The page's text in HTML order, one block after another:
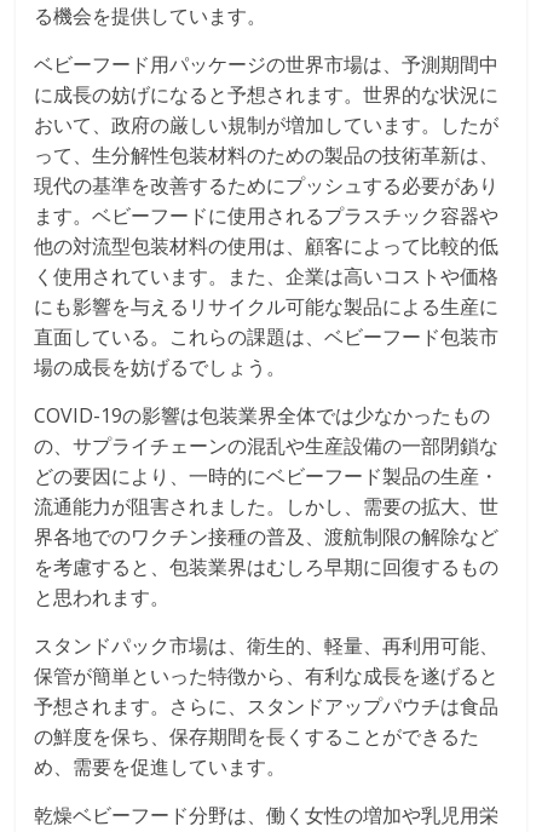
る機会を提供しています。
ベビーフード用パッケージの世界市場は、予測期間中
に成長の妨げになると予想されます。世界的な状況に
おいて、政府の厳しい規制が増加しています。したが
って、生分解性包装材料のための製品の技術革新は、
現代の基準を改善するためにプッシュする必要があり
ます。ベビーフードに使用されるプラスチック容器や
他の対流型包装材料の使用は、顧客によって比較的低
く使用されています。また、企業は高いコストや価格
にも影響を与えるリサイクル可能な製品による生産に
直面している。これらの課題は、ベビーフード包装市
場の成長を妨げるでしょう。
COVID-19の影響は包装業界全体では少なかったもの
の、サプライチェーンの混乱や生産設備の一部閉鎖な
どの要因により、一時的にベビーフード製品の生産・
流通能力が阻害されました。しかし、需要の拡大、世
界各地でのワクチン接種の普及、渡航制限の解除など
を考慮すると、包装業界はむしろ早期に回復するもの
と思われます。
スタンドパック市場は、衛生的、軽量、再利用可能、
保管が簡単といった特徴から、有利な成長を遂げると
予想されます。さらに、スタンドアップパウチは食品
の鮮度を保ち、保存期間を長くすることができるた
め、需要を促進しています。
乾燥ベビーフード分野は、働く女性の増加や乳児用栄